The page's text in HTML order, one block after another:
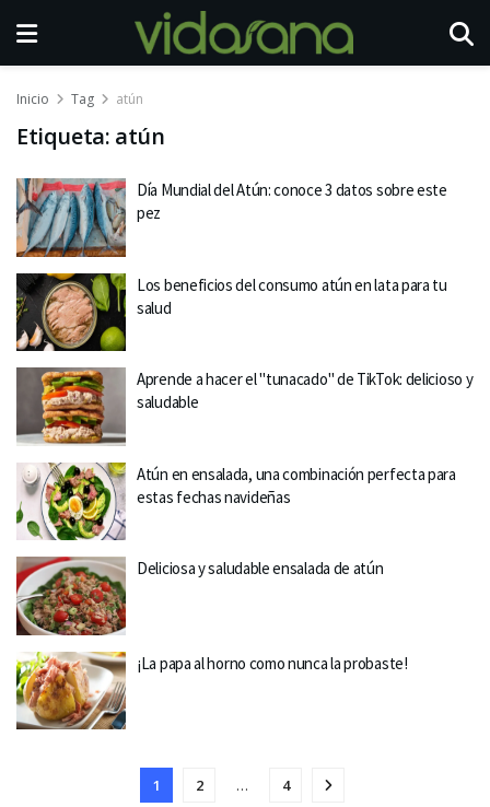
Inicio Tag atún
Etiqueta: atún
Día Mundial del Atún: conoce 3 datos sobre este
pez
Los beneficios del consumo atún en lata para tu
salud
Aprende a hacer el "tunacado" de TikTok: delicioso y
saludable
Atún en ensalada, una combinación perfecta para
estas fechas navideñas
Deliciosa y saludable ensalada de atún
¡La papa al horno como nunca la probaste!
1 2 … 4